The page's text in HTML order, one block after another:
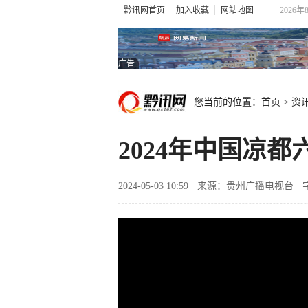
黔讯网首页 加入收藏 网站地图 2026年
广告
您当前的位置： 首页 > 资
2024年中国凉都
2024-05-03 10:59 来源：贵州广播电视台